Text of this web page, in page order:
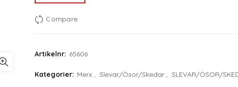
Compare
Artikelnr: 65606
Kategorier: Merx , Slevar/Ösor/Skedar , SLEVAR/ÖSOR/